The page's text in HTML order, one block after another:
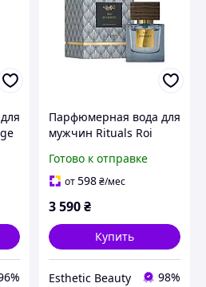
Парфюмерная вода для
мужчин Rituals Roi
PARFUM 50 мл
Готово к отправке
от598₴/мес
3 590₴
Купить
Esthetic Beauty 98%